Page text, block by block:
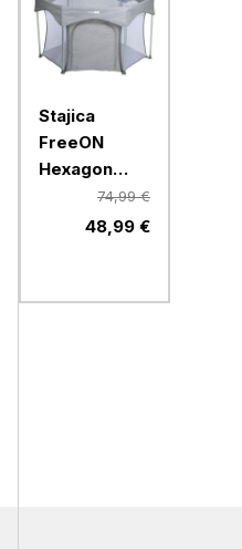
Stajica
FreeON
Hexagon
Folding, siva
74,99 €
48,99 €